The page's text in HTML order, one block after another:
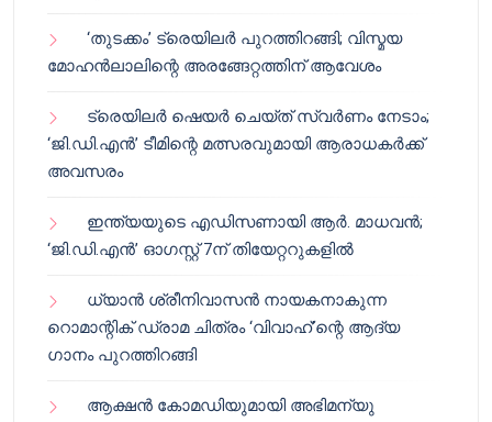
‘തുടക്കം’ ട്രെയിലർ പുറത്തിറങ്ങി; വിസ്മയ
മോഹൻലാലിന്റെ അരങ്ങേറ്റത്തിന് ആവേശം
ട്രെയിലർ ഷെയർ ചെയ്‌ത് സ്വർണം നേടാം;
‘ജി.ഡി.എൻ’ ടീമിന്റെ മത്സരവുമായി ആരാധകർക്ക്
അവസരം
ഇന്ത്യയുടെ എഡിസണായി ആർ. മാധവൻ;
‘ജി.ഡി.എൻ’ ഓഗസ്റ്റ് 7ന് തിയേറ്ററുകളിൽ
ധ്യാൻ ശ്രീനിവാസൻ നായകനാകുന്ന
റൊമാന്റിക് ഡ്രാമ ചിത്രം ‘വിവാഹ്’ന്റെ ആദ്യ
ഗാനം പുറത്തിറങ്ങി
ആക്ഷൻ കോമഡിയുമായി അഭിമന്യു